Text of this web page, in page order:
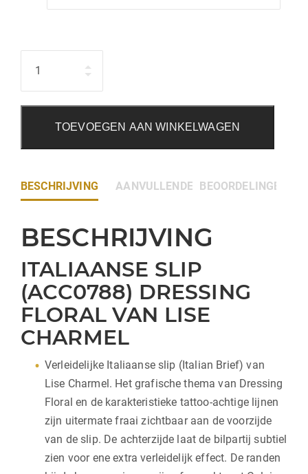
TOEVOEGEN AAN WINKELWAGEN
BESCHRIJVING AANVULLENDE INFORMATIE
BEOORDELINGEN (0)
BESCHRIJVING
ITALIAANSE SLIP
(ACC0788) DRESSING
FLORAL VAN LISE
CHARMEL
Verleidelijke Italiaanse slip (Italian Brief) van
Lise Charmel. Het grafische thema van Dressing
Floral en de karakteristieke tattoo-achtige lijnen
zijn uitermate fraai zichtbaar aan de voorzijde
van de slip. De achterzijde laat de bilpartij subtiel
zien voor ene extra verleidelijk effect. De randen